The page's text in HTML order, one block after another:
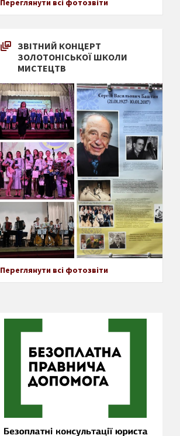
Переглянути всі фотозвіти
ЗВІТНИЙ КОНЦЕРТ
ЗОЛОТОНІСЬКОЇ ШКОЛИ
МИСТЕЦТВ
Переглянути всі фотозвіти